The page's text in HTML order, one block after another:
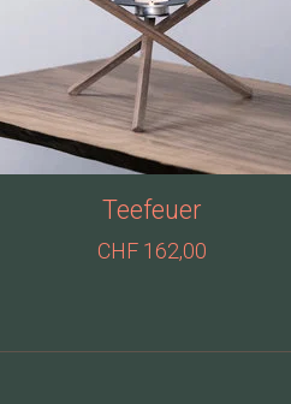
Teefeuer
CHF 162,00